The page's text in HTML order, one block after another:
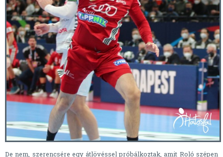
De nem, szerencsére egy átlövéssel próbálkoztak, amit Roló szépen